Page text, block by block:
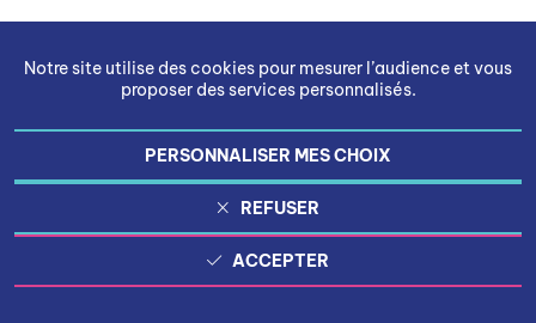
Notre site utilise des cookies pour mesurer l’audience et vous
proposer des services personnalisés.
PERSONNALISER MES CHOIX
REFUSER
ACCEPTER